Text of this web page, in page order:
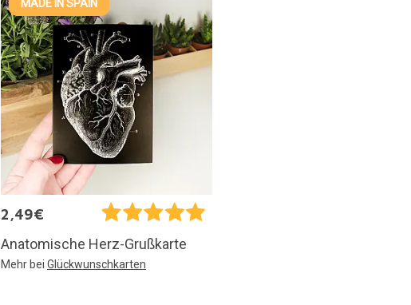
MADE IN SPAIN
2,49€
Anatomische Herz-Grußkarte
Mehr bei Glückwunschkarten